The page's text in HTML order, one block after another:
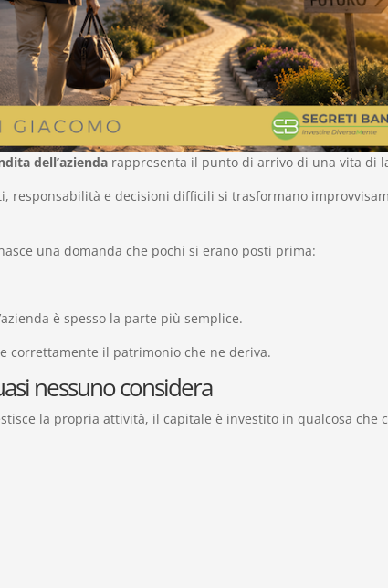
dell’azienda rappresenta il punto di arrivo di una vita di
responsabilità e decisioni difficili si trasformano
una domanda che pochi si erano posti prima:
è spesso la parte più semplice.
correttamente il patrimonio che ne deriva.
nessuno considera
la propria attività, il capitale è investito in qualcosa che